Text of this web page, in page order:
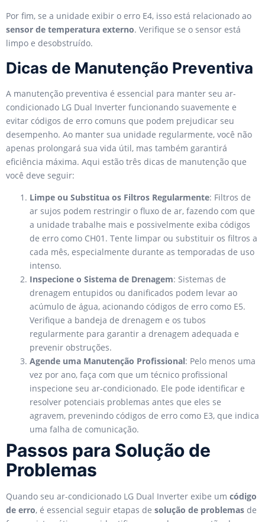
Por fim, se a unidade exibir o erro E4, isso está relacionado ao
sensor de temperatura externo. Verifique se o sensor está
limpo e desobstruído.
Dicas de Manutenção Preventiva
A manutenção preventiva é essencial para manter seu ar-
condicionado LG Dual Inverter funcionando suavemente e
evitar códigos de erro comuns que podem prejudicar seu
desempenho. Ao manter sua unidade regularmente, você não
apenas prolongará sua vida útil, mas também garantirá
eficiência máxima. Aqui estão três dicas de manutenção que
você deve seguir:
Limpe ou Substitua os Filtros Regularmente: Filtros de
ar sujos podem restringir o fluxo de ar, fazendo com que
a unidade trabalhe mais e possivelmente exiba códigos
de erro como CH01. Tente limpar ou substituir os filtros a
cada mês, especialmente durante as temporadas de uso
intenso.
Inspecione o Sistema de Drenagem: Sistemas de
drenagem entupidos ou danificados podem levar ao
acúmulo de água, acionando códigos de erro como E5.
Verifique a bandeja de drenagem e os tubos
regularmente para garantir a drenagem adequada e
prevenir obstruções.
Agende uma Manutenção Profissional: Pelo menos uma
vez por ano, faça com que um técnico profissional
inspecione seu ar-condicionado. Ele pode identificar e
resolver potenciais problemas antes que eles se
agravem, prevenindo códigos de erro como E3, que indica
uma falha de comunicação.
Passos para Solução de
Problemas
Quando seu ar-condicionado LG Dual Inverter exibe um código
de erro, é essencial seguir etapas de solução de problemas de